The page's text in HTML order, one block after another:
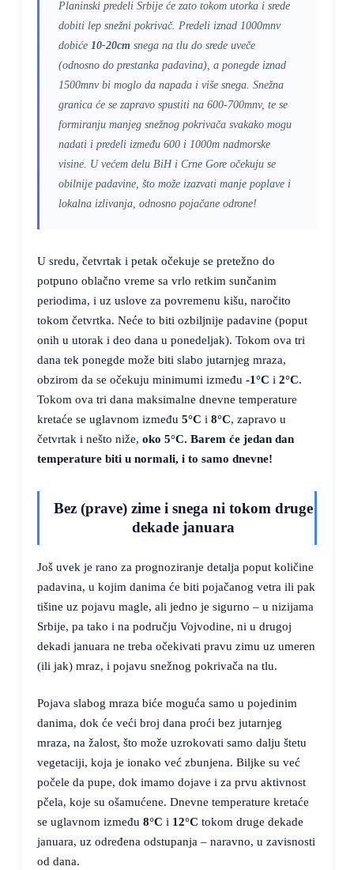
Planinski predeli Srbije će zato tokom utorka i srede
dobiti lep snežni pokrivač. Predeli iznad 1000mnv
dobiće 10-20cmsnega na tlu do srede uveče
(odnosno do prestanka padavina), a ponegde iznad
1500mnv bi moglo da napada i više snega. Snežna
granica će se zapravo spustiti na 600-700mnv, te se
formiranju manjeg snežnog pokrivača svakako mogu
nadati i predeli između 600 i 1000m nadmorske
visine. U većem delu BiH i Crne Gore očekuju se
obilnije padavine, što može izazvati manje poplave i
lokalna izlivanja, odnosno pojačane odrone!
U sredu, četvrtak i petak očekuje se pretežno do
potpuno oblačno vreme sa vrlo retkim sunčanim
periodima, i uz uslove za povremenu kišu, naročito
tokom četvrtka. Neće to biti ozbiljnije padavine (poput
onih u utorak i deo dana u ponedeljak). Tokom ova tri
dana tek ponegde može biti slabo jutarnjeg mraza,
obzirom da se očekuju minimumi između -1°C i 2°C.
Tokom ova tri dana maksimalne dnevne temperature
kretaće se uglavnom između 5°C i 8°C, zapravo u
četvrtak i nešto niže, oko 5°C. Barem će jedan dan
temperature biti u normali, i to samo dnevne!
Bez (prave) zime i snega ni tokom druge
dekade januara
Još uvek je rano za prognoziranje detalja poput količine
padavina, u kojim danima će biti pojačanog vetra ili pak
tišine uz pojavu magle, ali jedno je sigurno – u nizijama
Srbije, pa tako i na području Vojvodine, ni u drugoj
dekadi januara ne treba očekivati pravu zimu uz umeren
(ili jak) mraz, i pojavu snežnog pokrivača na tlu.
Pojava slabog mraza biće moguća samo u pojedinim
danima, dok će veći broj dana proći bez jutarnjeg
mraza, na žalost, što može uzrokovati samo dalju štetu
vegetaciji, koja je ionako već zbunjena. Biljke su već
počele da pupe, dok imamo dojave i za prvu aktivnost
pčela, koje su ošamućene. Dnevne temperature kretaće
se uglavnom između 8°C i 12°C tokom druge dekade
januara, uz određena odstupanja – naravno, u zavisnosti
od dana.